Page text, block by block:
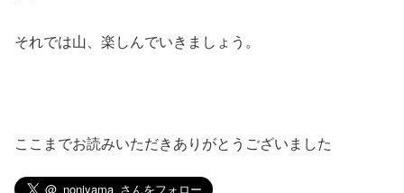
それでは山、楽しんでいきましょう。
ここまでお読みいただきありがとうございました